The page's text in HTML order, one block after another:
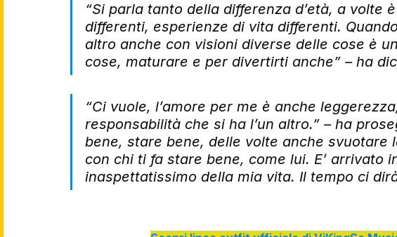
“Si parla tanto della differenza d’età, a volte
differenti, esperienze di vita differenti.
altro anche con visioni diverse delle cose è
cose, maturare e per divertirti anche” – ha
“Ci vuole, l’amore per me è anche
responsabilità che si ha l’un altro.” – ha
bene, stare bene, delle volte anche svuotare
con chi ti fa stare bene, come lui. E’ arrivato
inaspettatissimo della mia vita. Il tempo ci